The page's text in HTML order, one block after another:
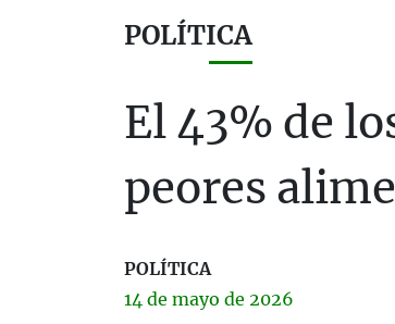
POLÍTICA
El 43% de
peores
POLÍTICA
14 de mayo de 2026